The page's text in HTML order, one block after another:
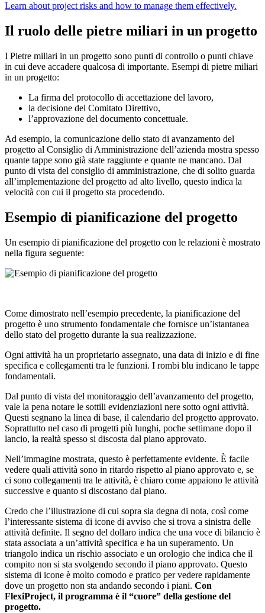
Learn about project risks and how to manage them effectively.
Il ruolo delle pietre miliari in un progetto
I Pietre miliari in un progetto sono punti di controllo o punti chiave
in cui deve accadere qualcosa di importante. Esempi di pietre miliari
in un progetto:
La firma del protocollo di accettazione del lavoro,
la decisione del Comitato Direttivo,
l’approvazione del documento concettuale.
Ad esempio, la comunicazione dello stato di avanzamento del
progetto al Consiglio di Amministrazione dell’azienda mostra spesso
quante tappe sono già state raggiunte e quante ne mancano. Dal
punto di vista del consiglio di amministrazione, che di solito guarda
all’implementazione del progetto ad alto livello, questo indica la
velocità con cui il progetto sta procedendo.
Esempio di pianificazione del progetto
Un esempio di pianificazione del progetto con le relazioni è mostrato
nella figura seguente:
Come dimostrato nell’esempio precedente, la pianificazione del
progetto è uno strumento fondamentale che fornisce un’istantanea
dello stato del progetto durante la sua realizzazione.
Ogni attività ha un proprietario assegnato, una data di inizio e di fine
specifica e collegamenti tra le funzioni. I rombi blu indicano le tappe
fondamentali.
Dal punto di vista del monitoraggio dell’avanzamento del progetto,
vale la pena notare le sottili evidenziazioni nere sotto ogni attività.
Questi segnano la linea di base, il calendario del progetto approvato.
Soprattutto nel caso di progetti più lunghi, poche settimane dopo il
lancio, la realtà spesso si discosta dal piano approvato.
Nell’immagine mostrata, questo è perfettamente evidente. È facile
vedere quali attività sono in ritardo rispetto al piano approvato e, se
ci sono collegamenti tra le attività, è chiaro come appaiono le attività
successive e quanto si discostano dal piano.
Credo che l’illustrazione di cui sopra sia degna di nota, così come
l’interessante sistema di icone di avviso che si trova a sinistra delle
attività definite. Il segno del dollaro indica che una voce di bilancio è
stata associata a un’attività specifica e ha un superamento. Un
triangolo indica un rischio associato e un orologio che indica che il
compito non si sta svolgendo secondo il piano approvato. Questo
sistema di icone è molto comodo e pratico per vedere rapidamente
dove un progetto non sta andando secondo i piani. Con
FlexiProject, il programma è il “cuore” della gestione del
progetto.